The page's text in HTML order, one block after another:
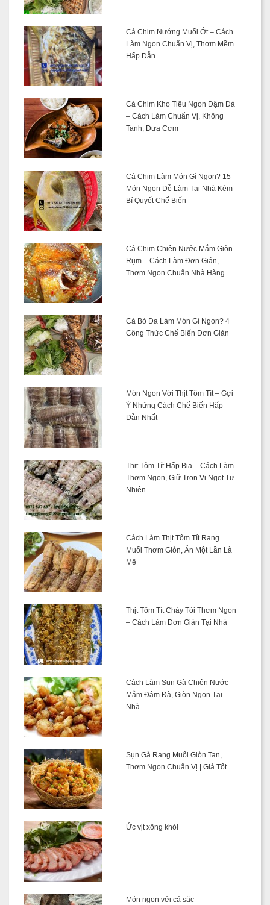
Cá Chim Nướng Muối Ớt – Cách
Làm Ngon Chuẩn Vị, Thơm Mềm
Hấp Dẫn
Cá Chim Kho Tiêu Ngon Đậm Đà
– Cách Làm Chuẩn Vị, Không
Tanh, Đưa Cơm
Cá Chim Làm Món Gì Ngon? 15
Món Ngon Dễ Làm Tại Nhà Kèm
Bí Quyết Chế Biến
Cá Chim Chiên Nước Mắm Giòn
Rụm – Cách Làm Đơn Giản,
Thơm Ngon Chuẩn Nhà Hàng
Cá Bò Da Làm Món Gì Ngon? 4
Công Thức Chế Biến Đơn Giản
Món Ngon Với Thịt Tôm Tít – Gợi
Ý Những Cách Chế Biến Hấp
Dẫn Nhất
Thịt Tôm Tít Hấp Bia – Cách Làm
Thơm Ngon, Giữ Trọn Vị Ngọt Tự
Nhiên
Cách Làm Thịt Tôm Tít Rang
Muối Thơm Giòn, Ăn Một Lần Là
Mê
Thịt Tôm Tít Cháy Tỏi Thơm Ngon
– Cách Làm Đơn Giản Tại Nhà
Cách Làm Sụn Gà Chiên Nước
Mắm Đậm Đà, Giòn Ngon Tại
Nhà
Sụn Gà Rang Muối Giòn Tan,
Thơm Ngon Chuẩn Vị | Giá Tốt
Ức vịt xông khói
Món ngon với cá sặc